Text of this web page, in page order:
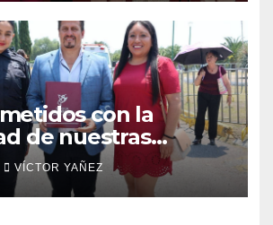
con la
de nuestras
VÍCTOR YAÑEZ